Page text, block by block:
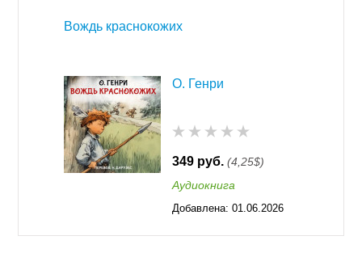
Вождь краснокожих
О. Генри
349 руб. (4,25$)
Аудиокнига
Добавлена: 01.06.2026